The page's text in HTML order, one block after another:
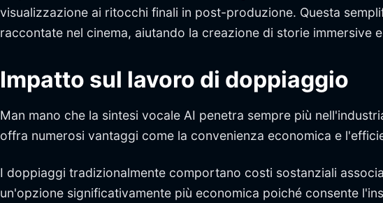
visualizzazione ai ritocchi finali in post-produzione. Questa
raccontate nel cinema, aiutando la creazione di storie immersive
Impatto sul lavoro di doppiaggio
Man mano che la sintesi vocale AI penetra sempre più
offra numerosi vantaggi come la convenienza economica e
I doppiaggi tradizionalmente comportano costi sostanziali
un'opzione significativamente più economica poiché consente